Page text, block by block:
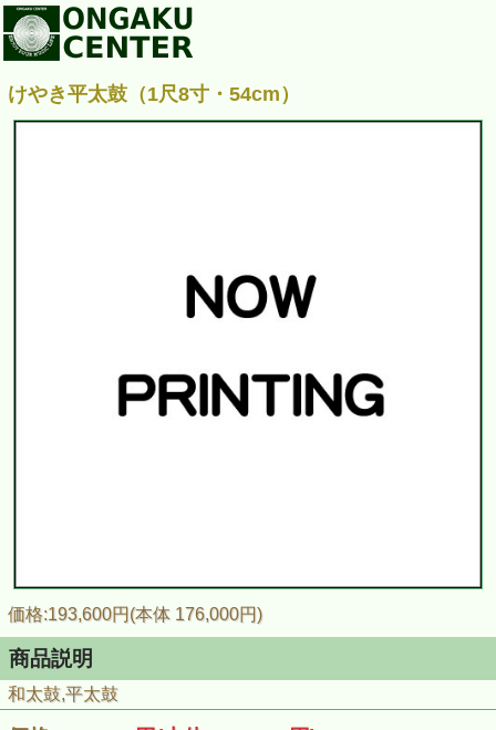
けやき平太鼓（1尺8寸・54cm）
価格:193,600円(本体 176,000円)
商品説明
和太鼓,平太鼓